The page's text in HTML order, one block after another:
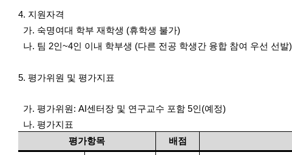
4. 지원자격
가. 숙명여대 학부 재학생 (휴학생 불가)
나. 팀 2인~4인 이내 학부생 (다른 전공 학생간 융합 참여 우선 선발)
5. 평가위원 및 평가지표
가. 평가위원: AI센터장 및 연구교수 포함 5인(예정)
나. 평가지표
평가항목
배점